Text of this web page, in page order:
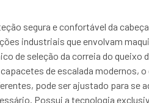
segura e confortável da
industriais que envolvam
de seleção da correia do queixo
de escalada modernos,
pode ser ajustado para se
Possui a tecnologia